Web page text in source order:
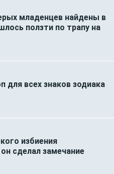
младенцев найдены в
ползти по трапу на
для всех знаков зодиака
избиения
сделал замечание